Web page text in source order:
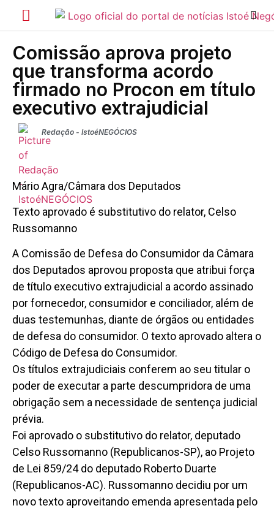
Comissão aprova projeto
que transforma acordo
firmado no Procon em título
executivo extrajudicial
Redação - IstoéNEGÓCIOS
Mário Agra/Câmara dos Deputados
Texto aprovado é substitutivo do relator, Celso
Russomanno
A Comissão de Defesa do Consumidor da Câmara
dos Deputados aprovou proposta que atribui força
de título executivo extrajudicial a acordo assinado
por fornecedor, consumidor e conciliador, além de
duas testemunhas, diante de órgãos ou entidades
de defesa do consumidor. O texto aprovado altera o
Código de Defesa do Consumidor.
Os títulos extrajudiciais conferem ao seu titular o
poder de executar a parte descumpridora de uma
obrigação sem a necessidade de sentença judicial
prévia.
Foi aprovado o substitutivo do relator, deputado
Celso Russomanno (Republicanos-SP), ao Projeto
de Lei 859/24 do deputado Roberto Duarte
(Republicanos-AC). Russomanno decidiu por um
novo texto aproveitando emenda apresentada pelo